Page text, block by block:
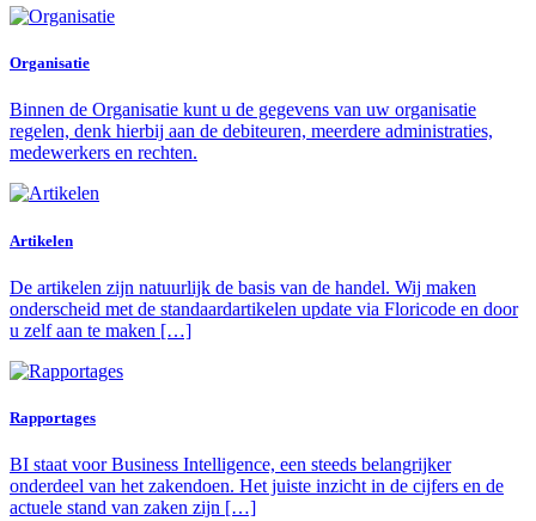
Organisatie
Binnen de Organisatie kunt u de gegevens van uw organisatie
regelen, denk hierbij aan de debiteuren, meerdere administraties,
medewerkers en rechten.
Artikelen
De artikelen zijn natuurlijk de basis van de handel. Wij maken
onderscheid met de standaardartikelen update via Floricode en door
u zelf aan te maken […]
Rapportages
BI staat voor Business Intelligence, een steeds belangrijker
onderdeel van het zakendoen. Het juiste inzicht in de cijfers en de
actuele stand van zaken zijn […]